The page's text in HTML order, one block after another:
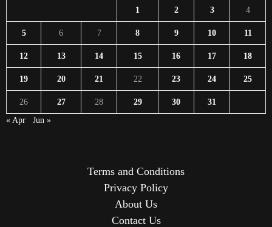
1 2 3 4
5 6 7 8 9 10 11
12 13 14 15 16 17 18
19 20 21 22 23 24 25
26 27 28 29 30
31
« Apr
Jun »
Terms and Conditions
Privacy Policy
About Us
Contact Us